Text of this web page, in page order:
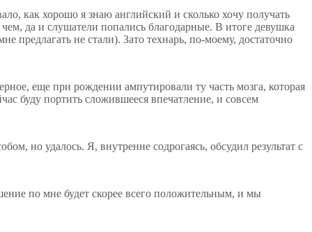
как хорошо я знаю английский и сколько хочу получать
да и слушатели попались благодарные. В итоге девушка
предлагать не стали). Зато технарь, по-моему, достаточно
еще при рождении ампутировали ту часть мозга, которая
буду портить сложившееся впечатление, и совсем
но удалось. Я, внутренне содрогаясь, обсудил результат с
по мне будет скорее всего положительным, и мы